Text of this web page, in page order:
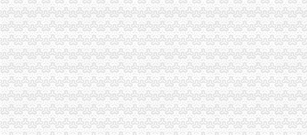
新一代专业代账公司-帮帮帐（代理注册-代账报税-代-镇江58同城
【事务所专业代账公司,优质服务让您满意_审计代账】-审计-盐城赶集
重庆营业执照代办多少钱,工商执照代办价格,重庆代账公司-弛锐财务
昆山代账公司,昆山代账,昆山代理记账,昆山代理做账,花桥代
芜湖财务代账公司找安诚代账会计张维欢为您代办新公司执照-安徽芜
沈代账会计_代办营业执照注册_沈代账公司_沈瑞亚会计服务有
【南京代账公司】-代理记帐-南京赶集网